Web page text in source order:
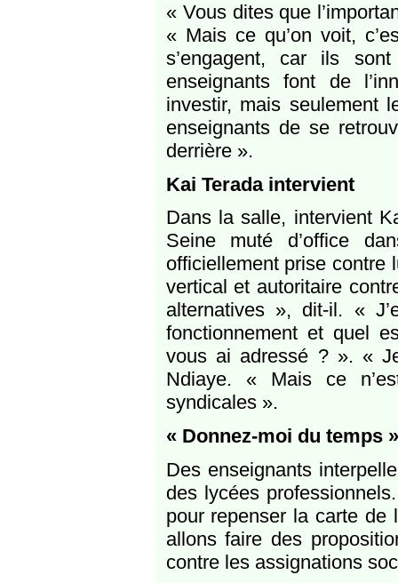
« Vous dites que
« Mais ce qu’on voit,
s’engagent, car ils
enseignants font de
investir, mais seulement
enseignants de se
derrière ».
Kai Terada intervient
Dans la salle, intervient
Seine muté d’office
officiellement prise contre
vertical et autoritaire
alternatives », dit-il. «
fonctionnement et quel
vous ai adressé ? ». «
Ndiaye. « Mais ce
syndicales ».
« Donnez-moi du temps »
Des enseignants
des lycées
pour repenser la carte de
allons faire des
contre les assignations